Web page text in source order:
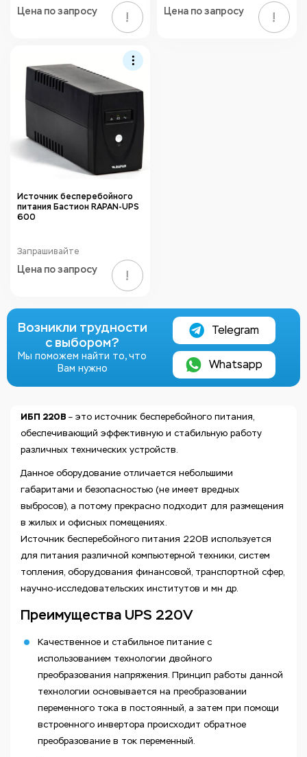
Цена по запросу ! Цена по запросу !
Источник бесперебойного
питания Бастион RAPAN-UPS
600
Запрашивайте
Цена по запросу !
Возникли трудности
с выбором?
Мы поможем найти то, что
Вам нужно
Telegram
Whatsapp
ИБП 220В – это источник бесперебойного питания,
обеспечивающий эффективную и стабильную работу
различных технических устройств.
Данное оборудование отличается небольшими
габаритами и безопасностью (не имеет вредных
выбросов), а потому прекрасно подходит для размещения
в жилых и офисных помещениях.
Источник бесперебойного питания 220В используется
для питания различной компьютерной техники, систем
топления, оборудования финансовой, транспортной сфер,
научно-исследовательских институтов и мн др.
Преимущества UPS 220V
Качественное и стабильное питание с
использованием технологии двойного
преобразования напряжения. Принцип работы данной
технологии основывается на преобразовании
переменного тока в постоянный, а затем при помощи
встроенного инвертора происходит обратное
преобразование в ток переменный.